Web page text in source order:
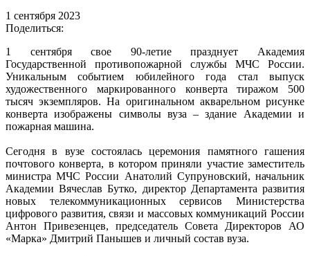
1 сентября 2023
Поделиться:
1 сентября свое 90-летие празднует Академия
Государственной противопожарной службы МЧС России.
Уникальным событием юбилейного года стал выпуск
художественного маркированного конверта тиражом 500
тысяч экземпляров. На оригинальном акварельном рисунке
конверта изображены символы вуза – здание Академии и
пожарная машина.
Сегодня в вузе состоялась церемония памятного гашения
почтового конверта, в котором приняли участие заместитель
министра МЧС России Анатолий Супруновский, начальник
Академии Вячеслав Бутко, директор Департамента развития
новых телекоммуникационных сервисов Министерства
цифрового развития, связи и массовых коммуникаций России
Антон Привезенцев, председатель Совета Директоров АО
«Марка» Дмитрий Панышев и личный состав вуза.